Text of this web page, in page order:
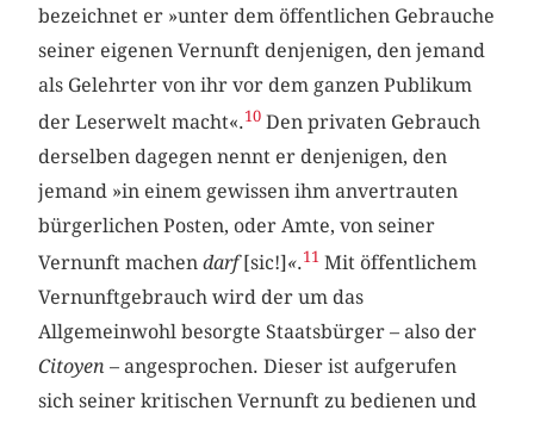
bezeichnet er »unter dem öffentlichen Gebrauche
seiner eigenen Vernunft denjenigen, den jemand
als Gelehrter von ihr vor dem ganzen Publikum
der Leserwelt macht«.10 Den privaten Gebrauch
derselben dagegen nennt er denjenigen, den
jemand »in einem gewissen ihm anvertrauten
bürgerlichen Posten, oder Amte, von seiner
Vernunft machendarf [sic!] «.11 Mit öffentlichem
Vernunftgebrauch wird der um das
Allgemeinwohl besorgte Staatsbürger – also der
Citoyen – angesprochen. Dieser ist aufgerufen
sich seiner kritischen Vernunft zu bedienen und